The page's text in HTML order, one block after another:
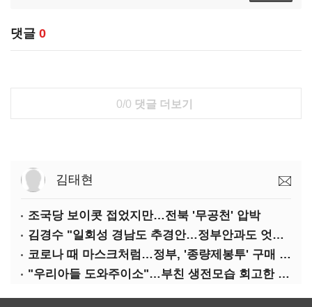
댓글 0
0/0 댓글 더보기
김태현
조국당 보이콧 접었지만…전북 '무공천' 압박
김경수 "일회성 경남도 추경안…정부안과도 엇박자"
코로나 때 마스크처럼…정부, '종량제봉투' 구매 제한
"우리아들 도와주이소"…부친 생전모습 회고한 김부겸